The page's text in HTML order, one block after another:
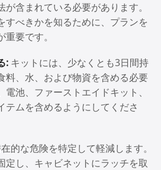
含まれている必要があります。
すべきかを知るために、プランを
要です。
: キットには、少なくとも3日間持
料、水、および物資を含める必要
池、ファーストエイドキット、
テムを含めるようにしてくださ
的な危険を特定して軽減します。
定し、キャビネットにラッチを取